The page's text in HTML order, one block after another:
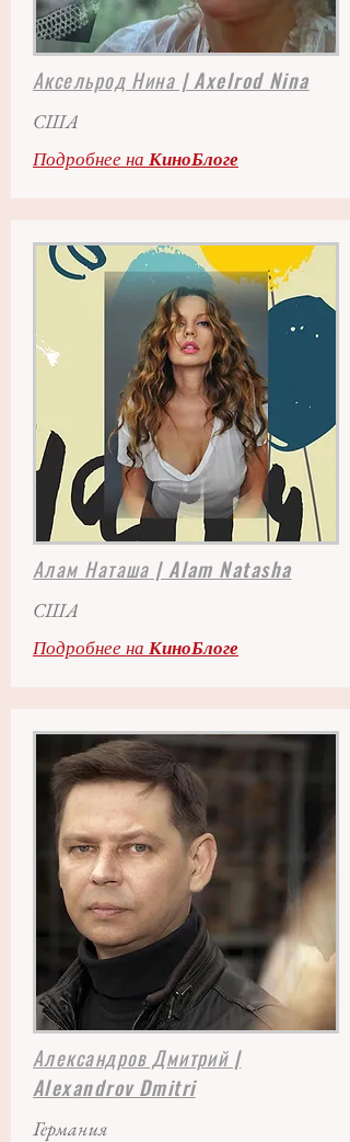
Аксельрод Нина | Axelrod Nina
США
Подробнее на КиноБлоге
Алам Наташа | Alam Natasha
США
Подробнее на КиноБлоге
Александров Дмитрий |
Alexandrov Dmitri
Германия